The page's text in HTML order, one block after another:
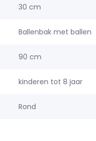
30 cm
Ballenbak met ballen
90 cm
kinderen tot 8 jaar
Rond